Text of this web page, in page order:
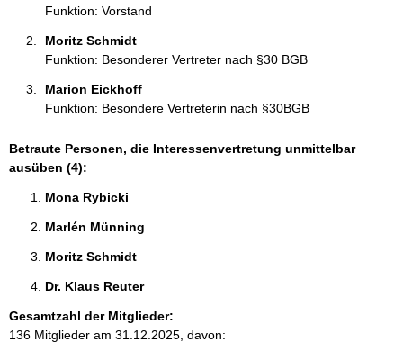
Funktion: Vorstand
Moritz Schmidt
Funktion: Besonderer Vertreter nach §30 BGB
Marion Eickhoff
Funktion: Besondere Vertreterin nach §30BGB
Betraute Personen, die Interessenvertretung unmittelbar
ausüben (4):
Mona Rybicki
Marlén Münning
Moritz Schmidt
Dr. Klaus Reuter
Gesamtzahl der Mitglieder:
136 Mitglieder am 31.12.2025, davon: